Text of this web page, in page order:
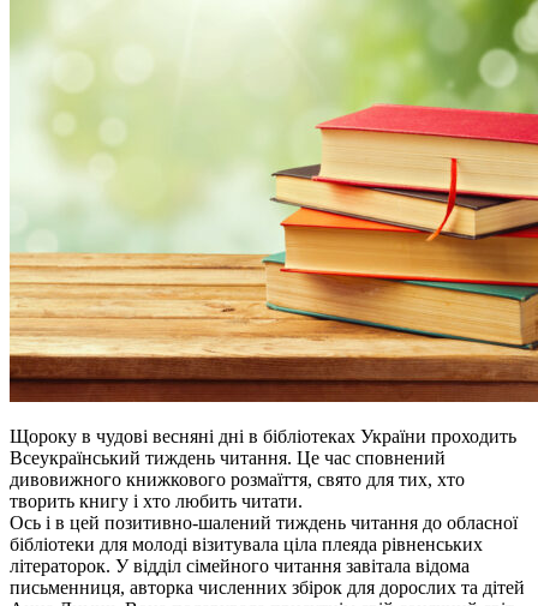
Щороку в чудові весняні дні в бібліотеках України проходить
Всеукраїнський тиждень читання. Це час сповнений
дивовижного книжкового розмаїття, свято для тих, хто
творить книгу і хто любить читати.
Ось і в цей позитивно-шалений тиждень читання до обласної
бібліотеки для молоді візитувала ціла плеяда рівненських
літераторок. У відділ сімейного читання завітала відома
письменниця, авторка численних збірок для дорослих та дітей